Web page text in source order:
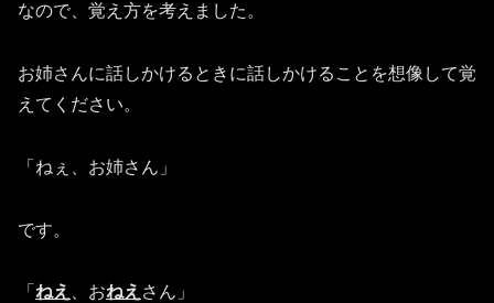
なので、覚え方を考えました。
お姉さんに話しかけるときに話しかけることを想像して覚
えてください。
「ねぇ、お姉さん」
です。
「 ねえ 、おねえ さん」